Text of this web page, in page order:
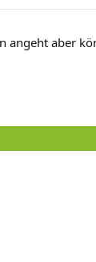
angeht aber